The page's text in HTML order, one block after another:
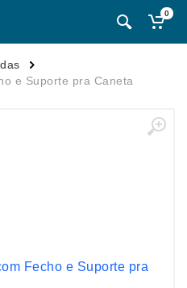
0
e Suporte pra Caneta